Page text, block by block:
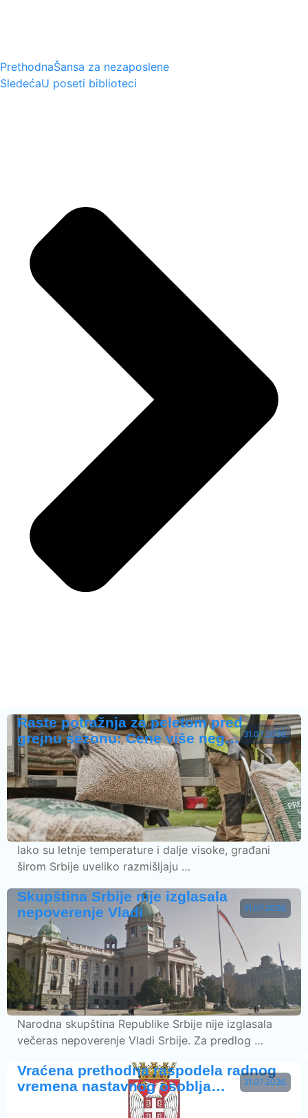
PrethodnaŠansa za nezaposlene
SledećaU poseti biblioteci
31.07.2026.
Raste potražnja za peletom pred
grejnu sezonu: Cene više neg…
Iako su letnje temperature i dalje visoke, građani
širom Srbije uveliko razmišljaju …
31.07.2026.
Skupština Srbije nije izglasala
nepoverenje Vladi
Narodna skupština Republike Srbije nije izglasala
večeras nepoverenje Vladi Srbije. Za predlog …
31.07.2026.
Vraćena prethodna raspodela radnog
vremena nastavnog osoblja…